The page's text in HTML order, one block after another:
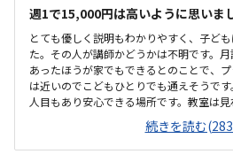
週1で15,000円は高いように思いま
とても優しく説明もわかりやすく、子ど
た。その人が講師かどうかは不明です。
あったほうが家でもできるとのことで、
は近いのでこどもひとりでも通えそうで
人目もあり安心できる場所です。教室は
しているとのことで塾の方の教室は少し
感じでした。週1で15,000円は高いように
増やしてもらうか、下げてもらえると助
続きを読む